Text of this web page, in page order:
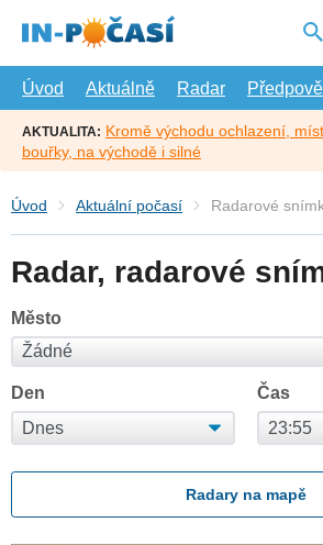
hlavní
Úvod
Aktuálně Radar
AKTUALITA: Kromě východu ochlazení,
bouřky, na východě i silné
Úvod Aktuální počasí Radarové
Radar, radarové
Město
Den Čas
Radary na mapě